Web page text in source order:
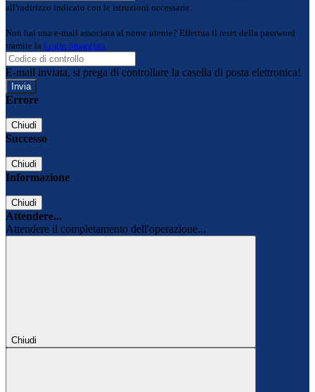
all'indirizzo indicato con le istruzioni necessarie.
Non hai una e-mail associata al nome utente? Effettua il reset della password
tramite la Login Spaggiari
E-mail inviata, si prega di controllare la casella di posta elettronica!
Errore
Chiudi
Successo
Chiudi
Informazione
Chiudi
Attendere...
Attendere il completamento dell'operazione...
Chiudi